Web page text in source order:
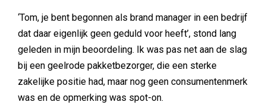
‘Tom, je bent begonnen als brand manager in een bedrijf
dat daar eigenlijk geen geduld voor heeft’, stond lang
geleden in mijn beoordeling. Ik was pas net aan de slag
bij een geelrode pakketbezorger, die een sterke
zakelijke positie had, maar nog geen consumentenmerk
was en de opmerking was spot-on.